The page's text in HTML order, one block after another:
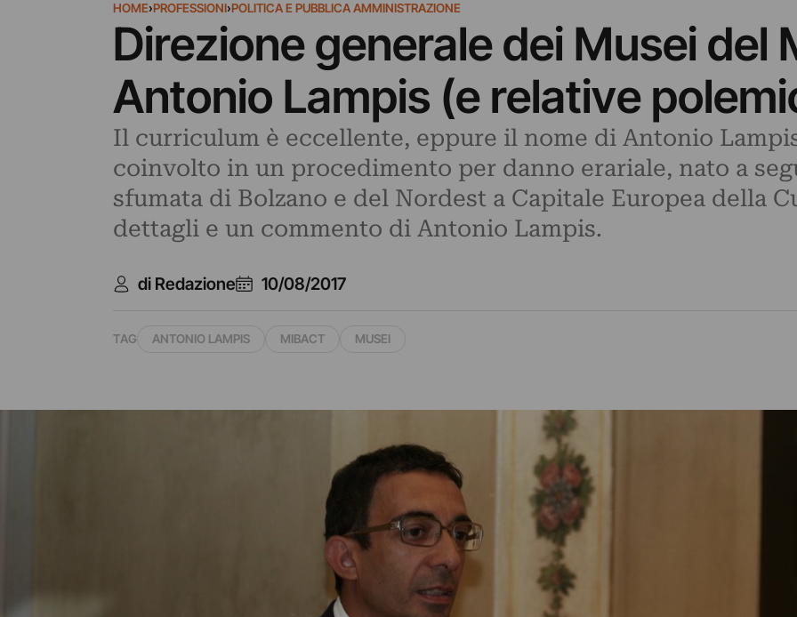
HOME›PROFESSIONI›POLITICA E PUBBLICA AMMINISTRAZIONE
Direzione generale dei Musei del
Antonio Lampis (e relative
Il curriculum è eccellente, eppure il nome di Antonio
coinvolto in un procedimento per danno erariale, nato a
sfumata di Bolzano e del Nordest a Capitale Europea della
dettagli e un commento di Antonio Lampis.
di Redazione 10/08/2017
TAG ANTONIO LAMPIS MIBACT MUSEI